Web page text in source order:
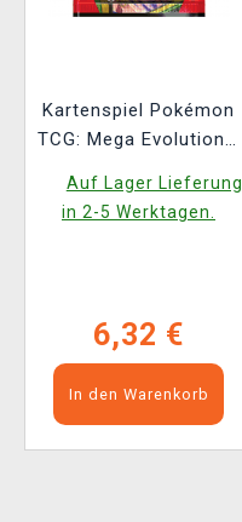
Kartenspiel Pokémon
TCG: Mega Evolution -
(10 Karten)
(ENGLISCHE
Auf Lager Lieferung
in 2-5 Werktagen.
6,32 €
In den Warenkorb